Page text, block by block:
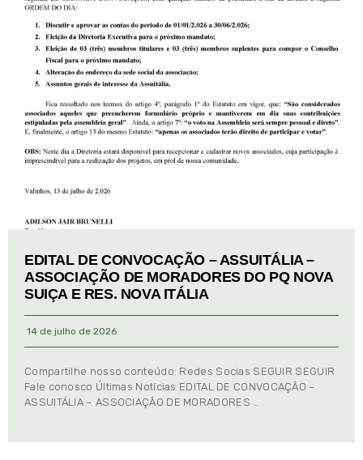
EDITAL DE CONVOCAÇÃO – ASSUITÁLIA –
ASSOCIAÇÃO DE MORADORES DO PQ NOVA
SUIÇA E RES. NOVA ITÁLIA
14 de julho de 2026
Compartilhe nosso conteúdo: Redes Socias SEGUIR SEGUIR
Fale conosco Últimas Notícias EDITAL DE CONVOCAÇÃO –
ASSUITÁLIA – ASSOCIAÇÃO DE MORADORES …